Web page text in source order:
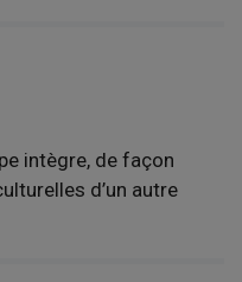
intègre, de façon
d’un autre